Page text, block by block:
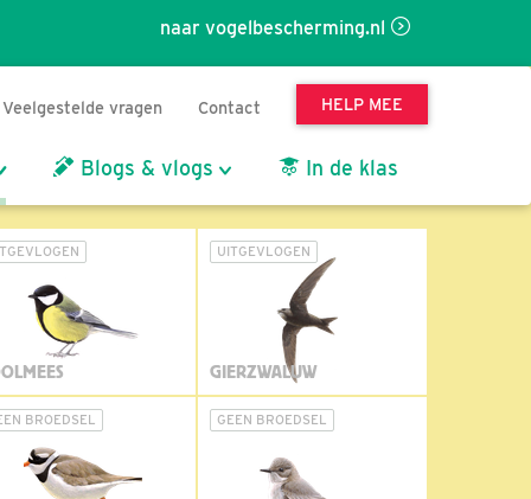
naar vogelbescherming.nl
Veelgestelde vragen Contact HELP MEE
Blogs & vlogs In de klas
UITGEVLOGEN
GIERZWALUW
BROEDSEL GEEN BROEDSEL